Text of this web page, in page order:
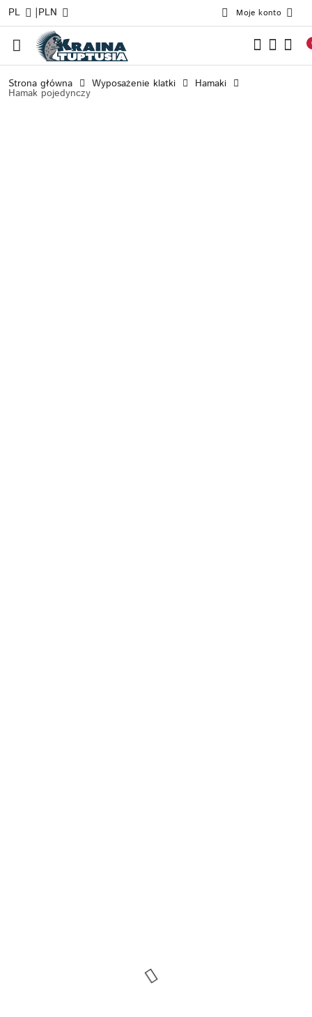
Przejdź do treści głównej
Przejdź do wyszukiwarki
Przejdź do moje konto
Przejdź do menu głównego
Przejdź do opisu produktu
Przejdź do stopki
PL |PLN Moje konto
Strona główna Wyposażenie klatki Hamaki
Hamak pojedynczy